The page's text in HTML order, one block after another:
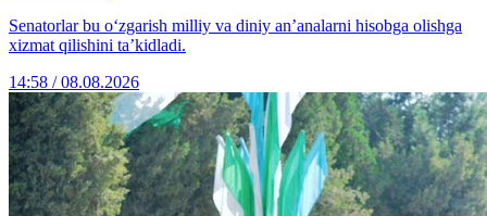
Senatorlar bu o‘zgarish milliy va diniy an’analarni hisobga olishga
xizmat qilishini ta’kidladi.
14:58 / 08.08.2026